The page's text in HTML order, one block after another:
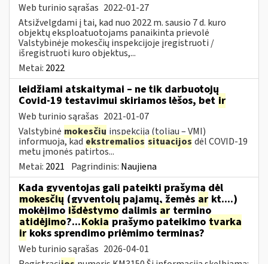
Web turinio sąrašas 2022-01-27
Atsižvelgdami į tai, kad nuo 2022 m. sausio 7 d. kuro
objektų eksploatuotojams panaikinta prievolė
Valstybinėje mokesčių inspekcijoje įregistruoti /
išregistruoti kuro objektus,...
Metai: 2022
leidžiami atskaitymai – ne tik darbuotojų
Covid-19 testavimui skiriamos lėšos, bet ir
Web turinio sąrašas 2021-01-07
Valstybinė mokesčių inspekcija (toliau – VMI)
informuoja, kadekstremalios situacijos dėl COVID-19
metu įmonės patirtos...
Metai: 2021 Pagrindinis: Naujiena
Kada gyventojas gali pateikti prašymą dėl
mokesčių (gyventojų pajamų, žemės ar kt....)
mokėjimo išdėstymo dalimis ar termino
atidėjimo?...Kokiaprašymo pateikimo tvarka
irkoks sprendimo priėmimo terminas?
Web turinio sąrašas 2026-04-01